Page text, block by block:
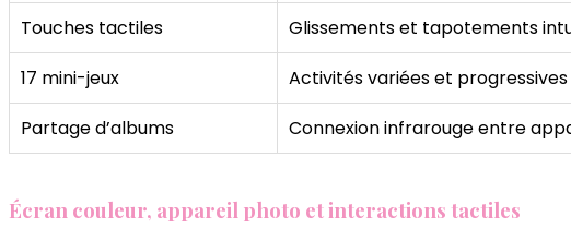
Touches tactiles
Glissements et tapotements
17 mini-jeux
Activités variées et progressives
Partage d’albums
Connexion infrarouge entre
Écran couleur, appareil photo et interactions tactiles